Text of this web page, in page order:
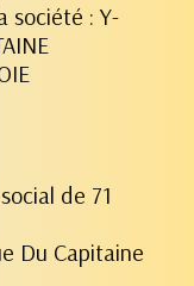
société : Y-
de 71
Du Capitaine